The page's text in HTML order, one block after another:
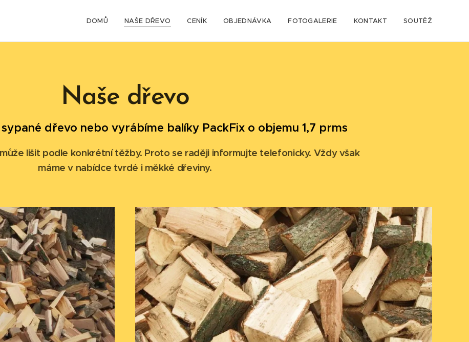
DOMŮ NAŠE DŘEVO CENÍK OBJEDNÁVKA FOTOGALERIE KONTAKT SOUTĚŽ
Naše dřevo
dřevo nebo vyrábíme balíky PackFix o objemu 1,7 prms
lišit podle konkrétní těžby. Proto se raději informujte telefonicky. Vždy však
máme v nabídce tvrdé i měkké dřeviny.